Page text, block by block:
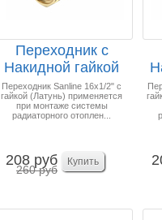
Переходник с
Накидной гайкой
16- 1/2" Латунь
Sa...
Переходник Sanline 16x1/2" с
гайкой (Латунь) применяется
при монтаже системы
радиаторного отоплен...
208 руб
260 руб